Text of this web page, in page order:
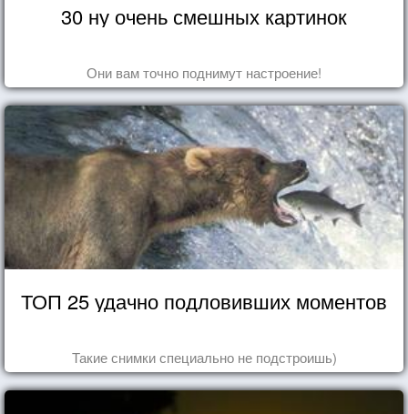
30 ну очень смешных картинок
Они вам точно поднимут настроение!
ТОП 25 удачно подловивших моментов
Такие снимки специально не подстроишь)